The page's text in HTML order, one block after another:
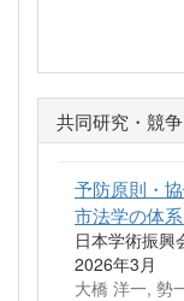
共同研究・競
予防原則・
市法学の体
日本学術振興
2026年3月
大橋 洋一, 勢